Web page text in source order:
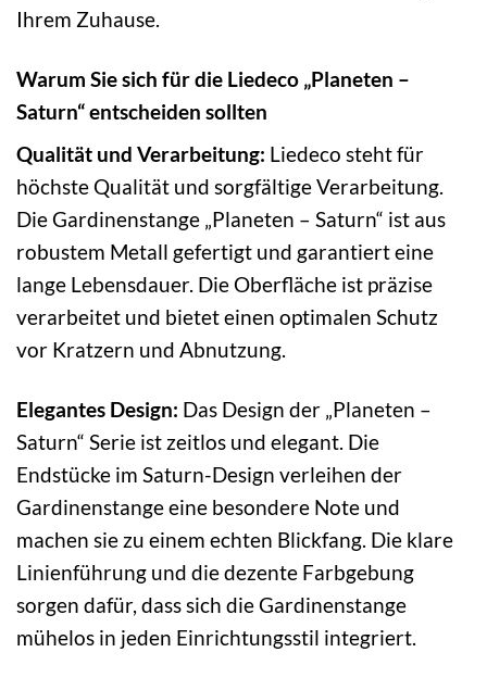
Ihrem Zuhause.
Warum Sie sich für die Liedeco „Planeten –
Saturn“ entscheiden sollten
Qualität und Verarbeitung: Liedeco steht für
höchste Qualität und sorgfältige Verarbeitung.
Die Gardinenstange „Planeten – Saturn“ ist aus
robustem Metall gefertigt und garantiert eine
lange Lebensdauer. Die Oberfläche ist präzise
verarbeitet und bietet einen optimalen Schutz
vor Kratzern und Abnutzung.
Elegantes Design: Das Design der „Planeten –
Saturn“ Serie ist zeitlos und elegant. Die
Endstücke im Saturn-Design verleihen der
Gardinenstange eine besondere Note und
machen sie zu einem echten Blickfang. Die klare
Linienführung und die dezente Farbgebung
sorgen dafür, dass sich die Gardinenstange
mühelos in jeden Einrichtungsstil integriert.